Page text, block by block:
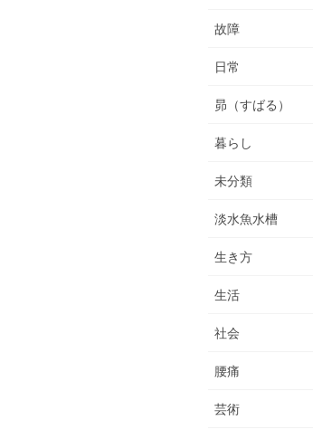
故障
日常
昴（すばる）
暮らし
未分類
淡水魚水槽
生き方
生活
社会
腰痛
芸術